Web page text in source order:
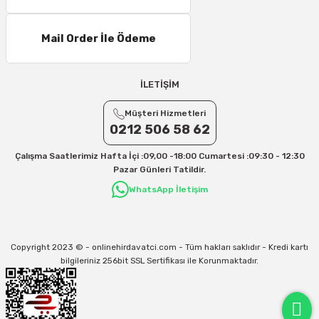
16 – 20 Desi/Kg= 307,50 TL- 371,80 TL
21 – 25 Desi/Kg= 357,90 TL-- 397,40 TL
Yurtiçi Kargo için 30 Desi sonrası her +1 Desi: 13 TL
Aras Kargo için 30 Desi sonrası her +1 Desi: 17 TL
Kargo ve teslimat süreçleriyle ilgili tüm sorularınız için bizimle iletişime
31/12/2026 Tarihine Kadar Geçerlidir
Mail Order İle Ödeme
İLETİŞİM
Müşteri Hizmetleri
0212 506 58 62
Çalışma Saatlerimiz Hafta İçi :09,00 -18:00 Cumartesi :09:30 - 12:30
Pazar Günleri Tatildir.
WhatsApp İletişim
Copyright 2023 © - onlinehirdavatci.com - Tüm hakları saklıdır - Kredi kartı
bilgileriniz 256bit SSL Sertifikası ile Korunmaktadır.